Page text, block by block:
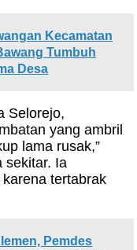
Kecamatan
Tumbuh
Desa
Selorejo,
yang ambril
lama rusak,”
sekitar. Ia
tertabrak
Pemdes